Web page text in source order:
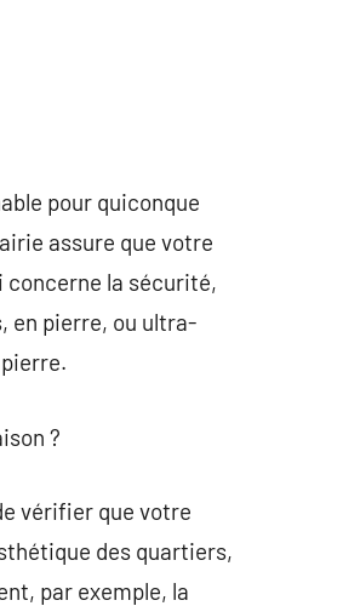
pour quiconque
assure que votre
concerne la sécurité,
en pierre, ou ultra-
?
vérifier que votre
des quartiers,
par exemple, la